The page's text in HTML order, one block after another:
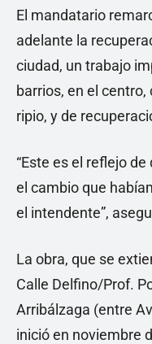
El mandatario
adelante la
ciudad, un trabajo
barrios, en el centro,
ripio, y de
“Este es el reflejo
el cambio que
el intendente”,
La obra, que se
Calle Delfino/Prof.
Arribálzaga (entre
inició en noviembre